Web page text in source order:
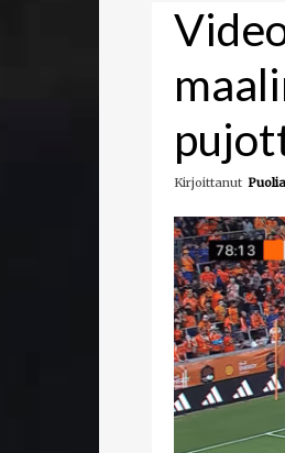
Kirjoittanut